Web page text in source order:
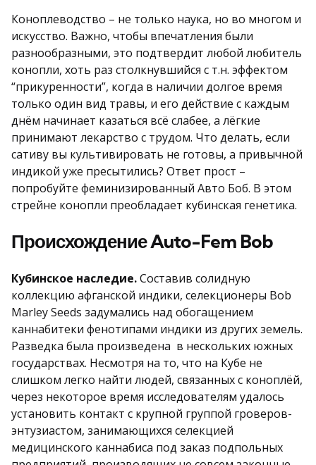
Коноплеводство – не только наука, но во многом и
искусство. Важно, чтобы впечатления были
разнообразными, это подтвердит любой любитель
конопли, хоть раз столкнувшийся с т.н. эффектом
“прикуренности”, когда в наличии долгое время
только один вид травы, и его действие с каждым
днём начинает казаться всё слабее, а лёгкие
принимают лекарство с трудом. Что делать, если
сативу вы культивировать не готовы, а привычной
индикой уже пресытились? Ответ прост –
попробуйте феминизированный Авто Боб. В этом
стрейне конопли преобладает кубинская генетика.
Происхождение Auto-Fem Bob
Кубинское наследие.Составив солидную
коллекцию афганской индики, селекционеры Bob
Marley Seeds задумались над обогащением
каннабитеки фенотипами индики из других земель.
Разведка была произведена в нескольких южных
государствах. Несмотря на то, что на Кубе не
слишком легко найти людей, связанных с коноплёй,
через некоторое время исследователям удалось
установить контакт с крупной группой гроверов-
энтузиастом, занимающихся селекцией
медицинского каннабиса под заказ подпольных